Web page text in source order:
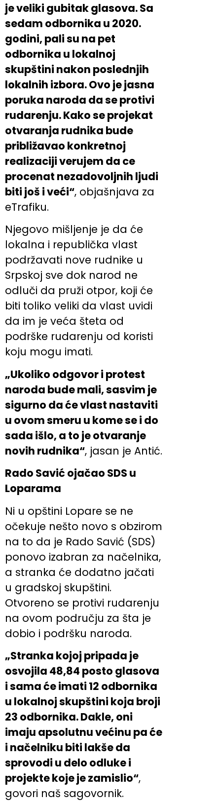
je veliki gubitak glasova. Sa
sedam odbornika u 2020.
godini, pali su na pet
odbornika u lokalnoj
skupštini nakon poslednjih
lokalnih izbora. Ovo je jasna
poruka naroda da se protivi
rudarenju. Kako se projekat
otvaranja rudnika bude
približavao konkretnoj
realizaciji verujem da ce
procenat nezadovoljnih ljudi
biti još i veći“, objašnjava za
eTrafiku.
Njegovo mišljenje je da će
lokalna i republička vlast
podržavati nove rudnike u
Srpskoj sve dok narod ne
odluči da pruži otpor, koji će
biti toliko veliki da vlast uvidi
da im je veća šteta od
podrške rudarenju od koristi
koju mogu imati.
„Ukoliko odgovor i protest
naroda bude mali, sasvim je
sigurno da će vlast nastaviti
u ovom smeru u kome se i do
sada išlo, a to je otvaranje
novih rudnika“, jasan je Antić.
Rado Savić ojačao SDS u
Loparama
Ni u opštini Lopare se ne
očekuje nešto novo s obzirom
na to da je Rado Savić (SDS)
ponovo izabran za načelnika,
a stranka će dodatno jačati
u gradskoj skupštini.
Otvoreno se protivi rudarenju
na ovom području za šta je
dobio i podršku naroda.
„Stranka kojoj pripada je
osvojila 48,84 posto glasova
i sama će imati 12 odbornika
u lokalnoj skupštini koja broji
23 odbornika. Dakle, oni
imaju apsolutnu većinu pa će
i načelniku biti lakše da
sprovodi u delo odluke i
projekte koje je zamislio“,
govori naš sagovornik.